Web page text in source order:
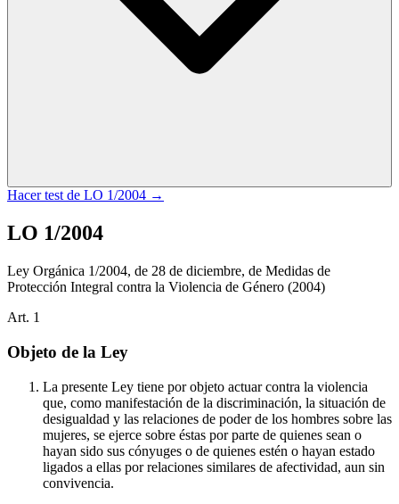
Hacer test de LO 1/2004 →
LO 1/2004
Ley Orgánica 1/2004, de 28 de diciembre, de Medidas de
Protección Integral contra la Violencia de Género (2004)
Art. 1
Objeto de la Ley
La presente Ley tiene por objeto actuar contra la violencia
que, como manifestación de la discriminación, la situación de
desigualdad y las relaciones de poder de los hombres sobre las
mujeres, se ejerce sobre éstas por parte de quienes sean o
hayan sido sus cónyuges o de quienes estén o hayan estado
ligados a ellas por relaciones similares de afectividad, aun sin
convivencia.